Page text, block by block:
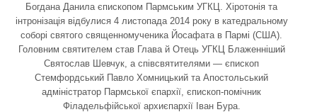
Богдана Данила єпископом Пармським УГКЦ. Хіротонія та
інтронізація відбулися 4 листопада 2014 року в катедральному
соборі святого священномученика Йосафата в Пармі (США).
Головним святителем став Глава й Отець УГКЦ Блаженніший
Святослав Шевчук, а співсвятителями — єпископ
Стемфордський Павло Хомницький та Апостольський
адміністратор Пармської єпархії, єпископ-помічник
Філадельфійської архиєпархії Іван Бура.